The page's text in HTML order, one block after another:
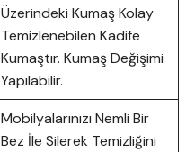
Üzerindeki Kumaş Kolay
Temizlenebilen Kadife
Kumaştır. Kumaş Değişimi
Yapılabilir.
Mobilyalarınızı Nemli Bir
Bez İle Silerek Temizliğini